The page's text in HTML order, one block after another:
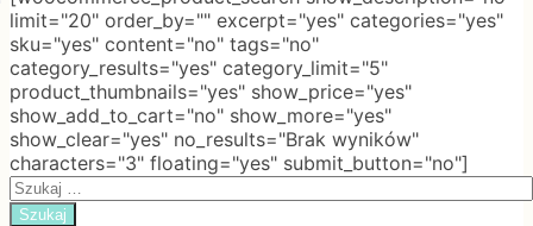
limit="20" order_by="" excerpt="yes" categories="yes"
sku="yes" content="no" tags="no"
category_results="yes" category_limit="5"
product_thumbnails="yes" show_price="yes"
show_add_to_cart="no" show_more="yes"
show_clear="yes" no_results="Brak wyników"
characters="3" floating="yes" submit_button="no"]
Search
for: